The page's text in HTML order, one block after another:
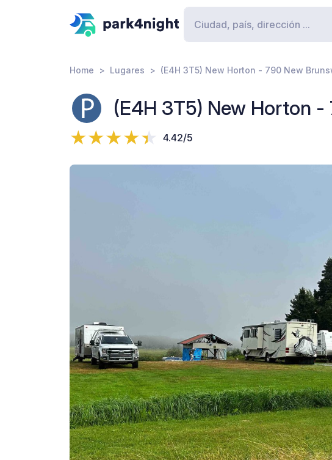
Home Lugares (E4H 3T5) New Horton - 790 New
(E4H 3T5) New Horton
4.42/5